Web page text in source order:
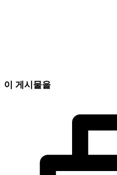
이 게시물을